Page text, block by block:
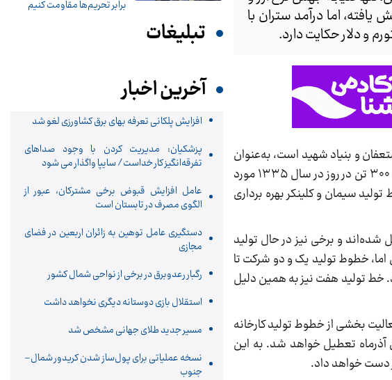
اما درآمد ستران با
و دلار حکایت دارد.
آن در دست بنیاد مستعفان و بنیاد شهید است، به‌عنوان
قدیمی‌ترین کارخانه سیمانی کشور در سال 1333 تاسیس شد. اولين واحد توليدي اين شركت با ظرفيت ۳۰۰ تن در روز در سال ۱۳۳۵ مورد
قرار گرفت. آن طور که در پورتال سیمان تهران آمده، این شرکت از زمان تاسیس تا کنون از ۹ خط تولید سیمان و کلینکر بهره برداری
اکنون تعطیل شده‌اند و برخی نیز در حال تولید
این حال اما، خطوط تولید یک و دو شرکت تا
محیطی تعطیل شد. خط تولید هفت نیز به همین دلیل
بخشی از خطوط تولید کارخانه
آذرماه تعطیل خواهد شد. به این
دست خواهد داد.
برابر تحریم‌ها مقاومت کنیم
تبلیغات
آخرین اخبار
افزایش پلکانی تعرفه بهای برق کشاورزی لغو شد
پزشکیان: مدیریت کردن با وجود صداهای
تفرقه‌انگیز کار خداست/ سایپا واگذار می شود
عامل افزایش قبوض برخی مشترکان، عبور از
الگوی مصرف در تابستان است
دستگیری عامل توهین به زائران اربعین در فضای
مجازی
رگبار رعدوبرق در برخی از نواحی شمال کشور
استقلال بازی دوستانه دیگری نخواهد داشت
مسیر جدید طلای جهانی مشخص شد
نسخه عملیاتی برای پول‌ساز شدن کریدور شمال–
جنوب